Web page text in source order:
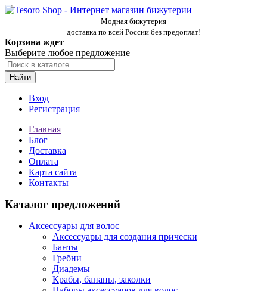
Модная бижутерия
доставка по всей России без предоплат!
Корзина ждет
Выберите любое предложение
Найти
Вход
Регистрация
Главная
Блог
Доставка
Оплата
Карта сайта
Контакты
Каталог предложений
Аксессуары для волос
Аксессуары для создания прически
Банты
Гребни
Диадемы
Крабы, бананы, заколки